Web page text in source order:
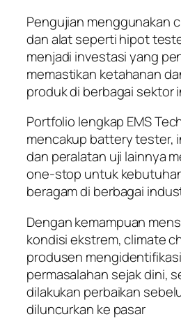
Pengujian menggunakan
dan alat seperti hipot
menjadi investasi yang
memastikan ketahanan
produk di berbagai sektor
Portfolio lengkap EMS
mencakup battery tester,
dan peralatan uji lainnya
one-stop untuk
beragam di berbagai
Dengan kemampuan
kondisi ekstrem, climate
produsen
permasalahan sejak dini,
dilakukan perbaikan
diluncurkan ke pasar